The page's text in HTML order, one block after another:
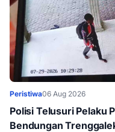
Peristiwa06 Aug 2026
Polisi Telusuri Pelaku
Bendungan